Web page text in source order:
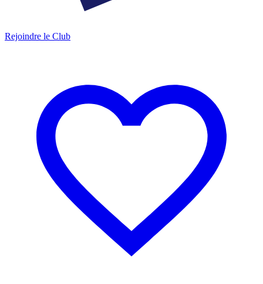
Rejoindre le Club